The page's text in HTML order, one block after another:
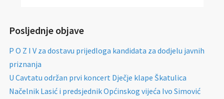
Posljednje objave
P O Z I V za dostavu prijedloga kandidata za dodjelu javnih
priznanja
U Cavtatu održan prvi koncert Dječje klape Škatulica
Načelnik Lasić i predsjednik Općinskog vijeća Ivo Simović